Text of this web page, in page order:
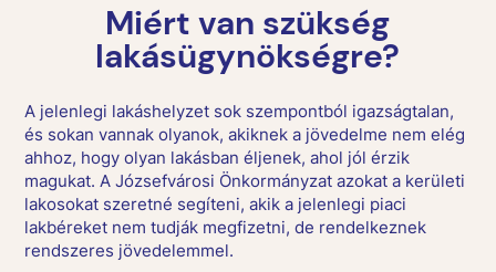
Miért van szükség
lakásügynökségre?
A jelenlegi lakáshelyzet sok szempontból igazságtalan,
és sokan vannak olyanok, akiknek a jövedelme nem elég
ahhoz, hogy olyan lakásban éljenek, ahol jól érzik
magukat. A Józsefvárosi Önkormányzat azokat a kerületi
lakosokat szeretné segíteni, akik a jelenlegi piaci
lakbéreket nem tudják megfizetni, de rendelkeznek
rendszeres jövedelemmel.